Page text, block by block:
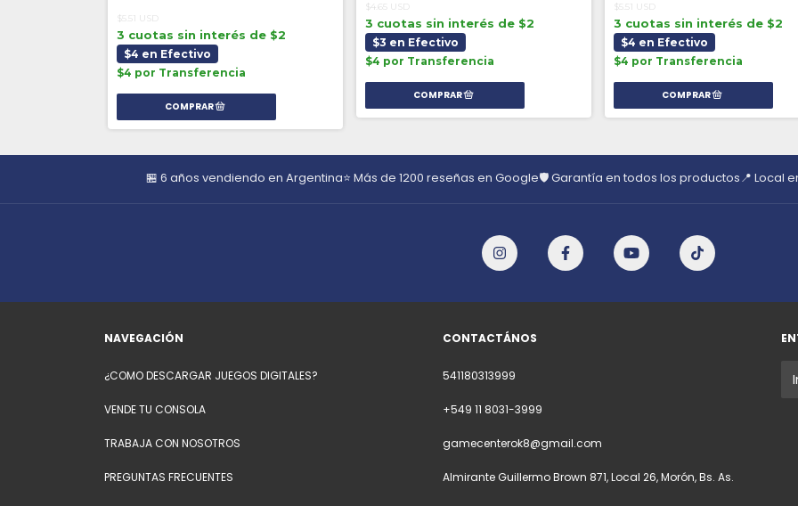
$5.51 USD
3 cuotas sin interés de $2
$4 en Efectivo
$4 por Transferencia
$4.65 USD
3 cuotas sin interés de $2
$3 en Efectivo
$4 por Transferencia
$5.51 USD
3 cuotas sin interés de $2
$4 en Efectivo
$4 por Transferencia
🏪 6 años vendiendo en Argentina⭐ Más de 1200 reseñas en Google🛡️ Garantía en todos los productos📍 Local
NAVEGACIÓN
¿COMO DESCARGAR JUEGOS DIGITALES?
VENDE TU CONSOLA
TRABAJA CON NOSOTROS
PREGUNTAS FRECUENTES
CONTACTÁNOS
541180313999
+549 11 8031-3999
gamecenterok8@gmail.com
Almirante Guillermo Brown 871, Local 26, Morón, Bs. As.